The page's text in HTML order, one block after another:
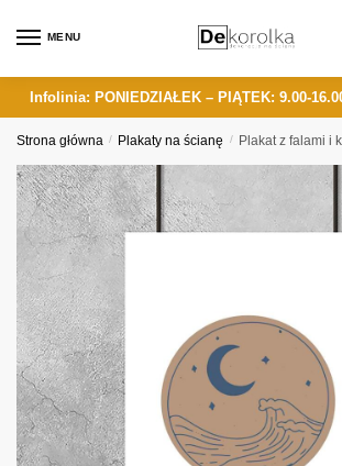
MENU
Infolinia: PONIEDZIAŁEK – PIĄTEK: 9.00-
Strona główna / Plakaty na ścianę / Plakat z falami i